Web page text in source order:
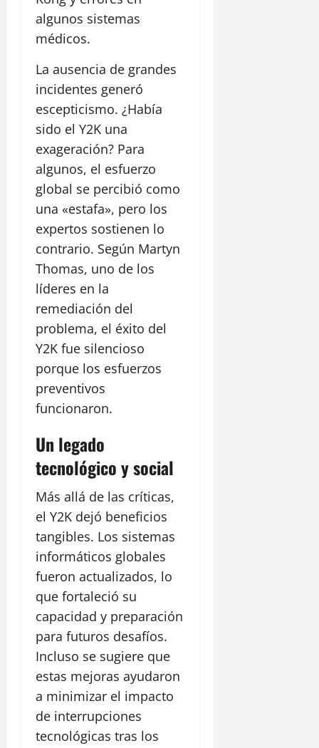
algunos sistemas
médicos.
La ausencia de grandes
incidentes generó
escepticismo. ¿Había
sido el Y2K una
exageración? Para
algunos, el esfuerzo
global se percibió como
una «estafa», pero los
expertos sostienen lo
contrario. Según Martyn
Thomas, uno de los
líderes en la
remediación del
problema, el éxito del
Y2K fue silencioso
porque los esfuerzos
preventivos
funcionaron.
Un legado
tecnológico y social
Más allá de las críticas,
el Y2K dejó beneficios
tangibles. Los sistemas
informáticos globales
fueron actualizados, lo
que fortaleció su
capacidad y preparación
para futuros desafíos.
Incluso se sugiere que
estas mejoras ayudaron
a minimizar el impacto
de interrupciones
tecnológicas tras los